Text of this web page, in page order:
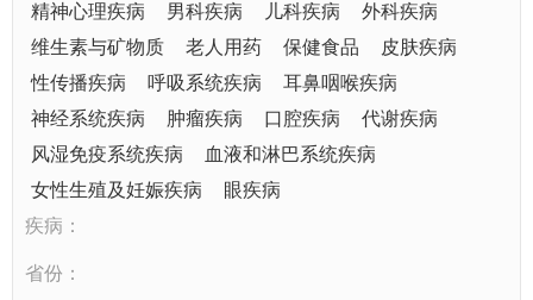
精神心理疾病
男科疾病 儿科疾病
外科疾病
维生素与矿物质
老人用药 保健食品
皮肤疾病
性传播疾病
呼吸系统疾病
耳鼻咽喉疾病
神经系统疾病
肿瘤疾病 口腔疾病
代谢疾病
风湿免疫系统疾病
血液和淋巴系统疾病
女性生殖及妊娠疾病
眼疾病
疾病：
省份：